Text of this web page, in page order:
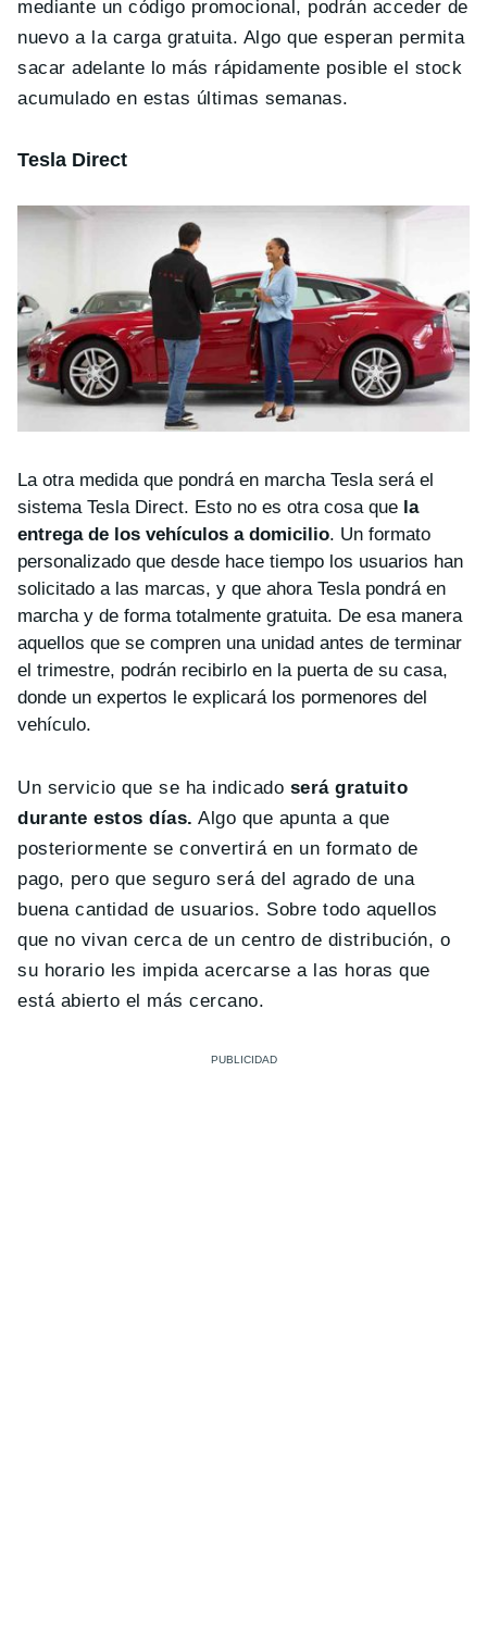
mediante un código promocional, podrán acceder de
nuevo a la carga gratuita. Algo que esperan permita
sacar adelante lo más rápidamente posible el stock
acumulado en estas últimas semanas.
Tesla Direct
La otra medida que pondrá en marcha Tesla será el
sistema Tesla Direct. Esto no es otra cosa que la
entrega de los vehículos a domicilio. Un formato
personalizado que desde hace tiempo los usuarios han
solicitado a las marcas, y que ahora Tesla pondrá en
marcha y de forma totalmente gratuita. De esa manera
aquellos que se compren una unidad antes de terminar
el trimestre, podrán recibirlo en la puerta de su casa,
donde un expertos le explicará los pormenores del
vehículo.
Un servicio que se ha indicado será gratuito
durante estos días. Algo que apunta a que
posteriormente se convertirá en un formato de
pago, pero que seguro será del agrado de una
buena cantidad de usuarios. Sobre todo aquellos
que no vivan cerca de un centro de distribución, o
su horario les impida acercarse a las horas que
está abierto el más cercano.